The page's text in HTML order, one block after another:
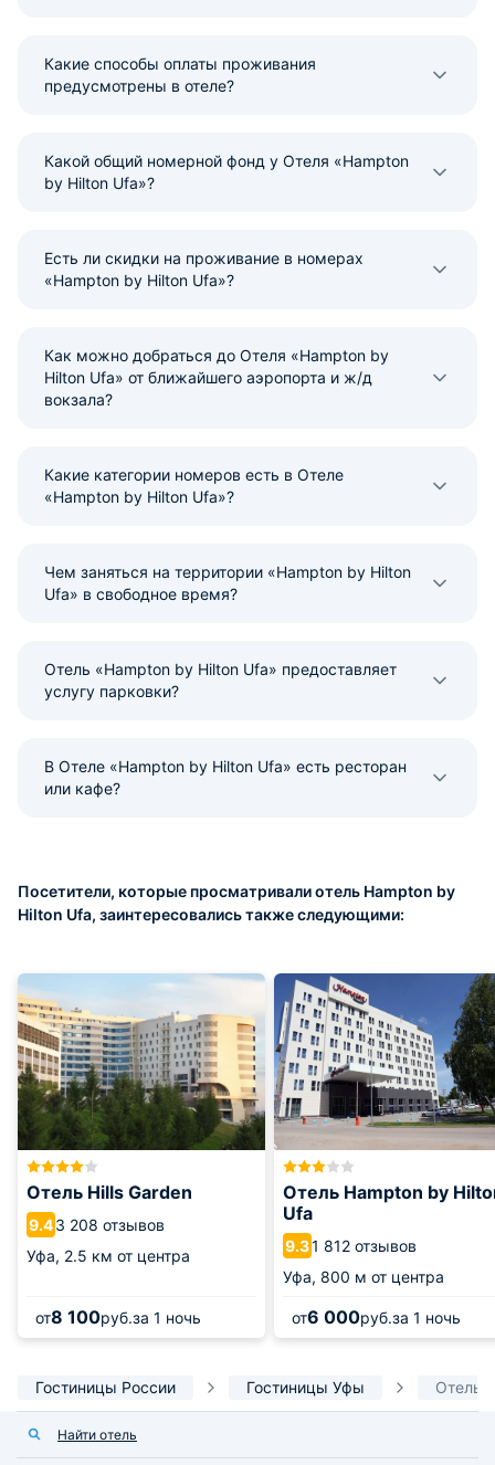
Какие способы оплаты проживания
предусмотрены в отеле?
Какой общий номерной фонд у Отеля «Hampton
by Hilton Ufa»?
Есть ли скидки на проживание в номерах
«Hampton by Hilton Ufa»?
Как можно добраться до Отеля «Hampton by
Hilton Ufa» от ближайшего аэропорта и ж/д
вокзала?
Какие категории номеров есть в Отеле
«Hampton by Hilton Ufa»?
Чем заняться на территории «Hampton by Hilton
Ufa» в свободное время?
Отель «Hampton by Hilton Ufa» предоставляет
услугу парковки?
В Отеле «Hampton by Hilton Ufa» есть ресторан
или кафе?
Посетители, которые просматривали отель Hampton by
Hilton Ufa, заинтересовались также следующими:
Отель Hills Garden
9.43 208 отзывов
Уфа, 2.5 км от центра
от8 100руб.за 1 ночь
Отель Hampton by
Ufa
9.31 812 отзывов
Уфа, 800 м от центра
от6 000руб.за 1 ночь
Гостиницы России Гостиницы Уфы Отель
Найти отель